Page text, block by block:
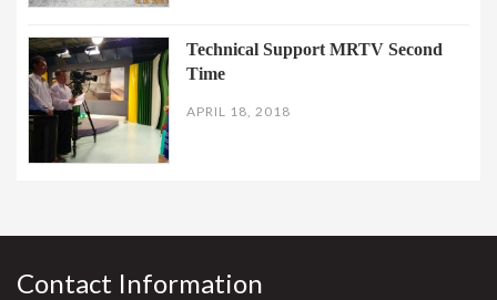
Technical Support MRTV Second
Time
APRIL 18, 2018
Contact Information